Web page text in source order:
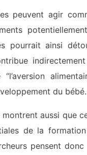
peuvent agir
pourrait ainsi
“l’aversion
du bébé.
aussi que
de la
pensent